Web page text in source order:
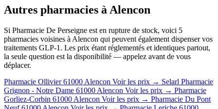
Autres pharmacies à Alencon
Si Pharmacie De Perseigne est en rupture de stock, voici 5
pharmacies voisines à Alencon qui peuvent également dispenser vos
traitements GLP-1. Les prix étant réglementés et identiques partout,
la seule question est la disponibilité — appelez avant de vous
déplacer.
Pharmacie Ollivier 61000 Alencon Voir les prix → Selarl Pharmacie
Grignon - Notre Dame 61000 Alencon Voir les prix → Pharmacie
Gorliez-Corbin 61000 Alencon Voir les prix → Pharmacie Du Pont